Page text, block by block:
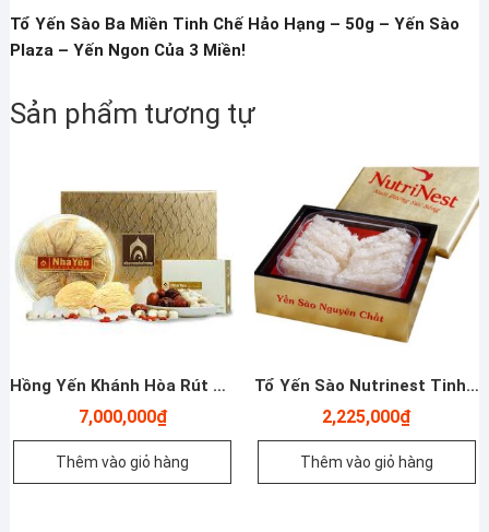
Tổ Yến Sào Ba Miền Tinh Chế Hảo Hạng – 50g – Yến Sào
Plaza – Yến Ngon Của 3 Miền!
Sản phẩm tương tự
Hồng Yến Khánh Hòa Rút Lông Nguyên Tổ Thượng Hạng – 100g
7,000,000₫
Thêm vào giỏ hàng
Tổ Yến Sào Nutrinest Tinh Chế 50g
2,225,000₫
Thêm vào giỏ hàng